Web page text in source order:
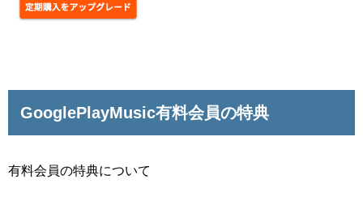
GooglePlayMusic有料会員の特典
有料会員の特典について